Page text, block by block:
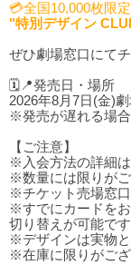
💳全国10,000枚限定
"特別デザイン
ぜひ劇場窓口にて
🗓️📍発売日・場所
2026年8月7日(金)
※発売が遅れる場
【ご注意】
※入会方法の詳細は
※数量には限りがご
※チケット売場窓口
※すでにカードを
切り替えが可能です
※デザインは実物と
※在庫に限りがござ